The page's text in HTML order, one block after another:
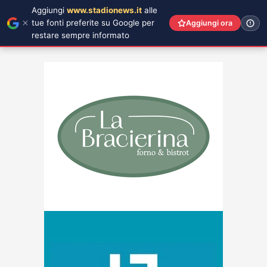
Aggiungi www.stadionews.it alle
tue fonti preferite su Google per
restare sempre informato
Aggiungi ora